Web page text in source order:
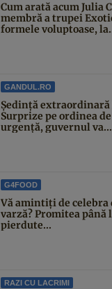
Cum arată acum Julia
membră a trupei
formele voluptoase,
GANDUL.RO
Şedinţă extraordinară
Surprize pe ordinea
urgență, guvernul va...
G4FOOD
Vă amintiți de celebra
varză? Promitea până
pierdute...
RAZI CU LACRIMI